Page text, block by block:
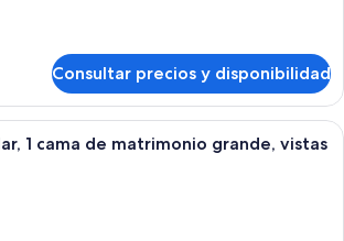
Consultar precios y disponibilidad
Una habitación de hotel moderna
1 cama de matrimonio grande, vistas